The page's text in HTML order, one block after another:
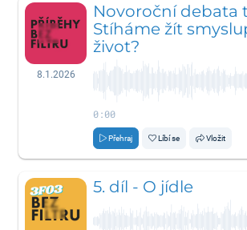
8.1.2026
Novoroční debata
Stíháme žít
život?
0:00
Přehraj Líbí se Vložit
5. díl - O jídle